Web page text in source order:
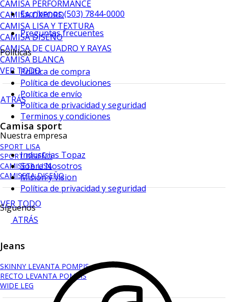
CAMISA PERFORMANCE
CAMISA OXFORD
CAMISA LISA Y TEXTURA
CAMISA DISEÑO
CAMISA DE CUADRO Y RAYAS
CAMISA BLANCA
VER TODO
ATRÁS
Camisa sport
SPORT LISA
SPORT DISEÑO
CAMISETA LISA
CAMISETA DISEÑO
VER TODO
ATRÁS
Jeans
SKINNY LEVANTA POMPIS
RECTO LEVANTA POMPIS
WIDE LEG
Escríbenos (503) 7844-0000
Preguntas frecuentes
Políticas
Política de compra
Política de devoluciones
Política de envío
Política de privacidad y seguridad
Terminos y condiciones
Nuestra empresa
Industrias Topaz
Sobre Nosotros
Mision y vision
Política de privacidad y seguridad
Síguenos